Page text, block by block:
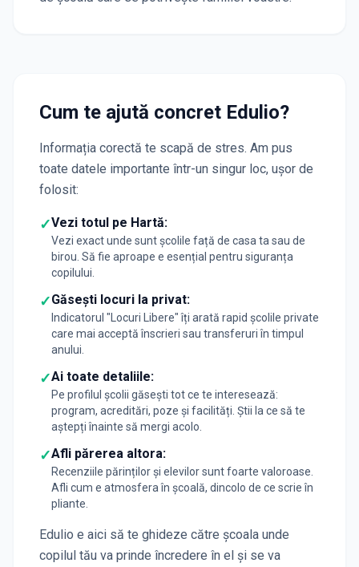
Cum te ajută concret Edulio?
Informația corectă te scapă de stres. Am pus
toate datele importante într-un singur loc, ușor de
folosit:
✓Vezi totul pe Hartă:
Vezi exact unde sunt școlile față de casa ta sau de
birou. Să fie aproape e esențial pentru siguranța
copilului.
✓Găsești locuri la privat:
Indicatorul "Locuri Libere" îți arată rapid școlile private
care mai acceptă înscrieri sau transferuri în timpul
anului.
✓Ai toate detaliile:
Pe profilul școlii găsești tot ce te interesează:
program, acreditări, poze și facilități. Știi la ce să te
aștepți înainte să mergi acolo.
✓Afli părerea altora:
Recenziile părinților și elevilor sunt foarte valoroase.
Afli cum e atmosfera în școală, dincolo de ce scrie în
pliante.
Edulio e aici să te ghideze către școala unde
copilul tău va prinde încredere în el și se va